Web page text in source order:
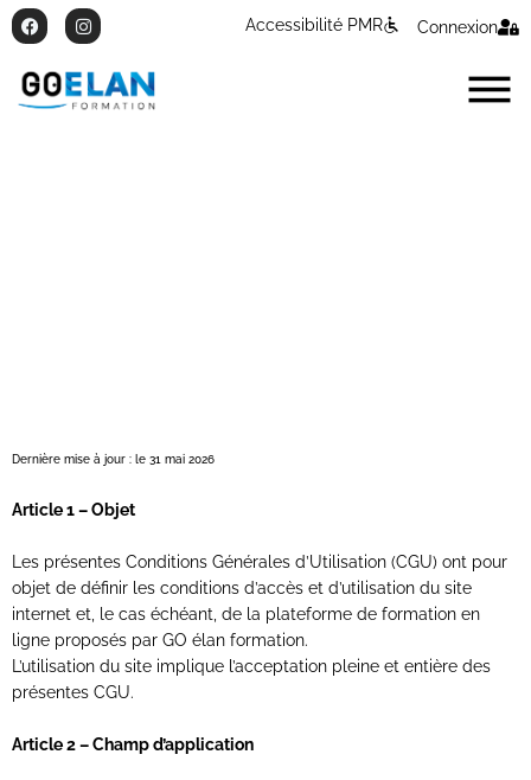
Accessibilité PMR Connexion
Dernière mise à jour : le 31 mai 2026
Article 1 – Objet
Les présentes Conditions Générales d’Utilisation (CGU) ont pour
objet de définir les conditions d’accès et d’utilisation du site
internet et, le cas échéant, de la plateforme de formation en
ligne proposés par GO élan formation.
L’utilisation du site implique l’acceptation pleine et entière des
présentes CGU.
Article 2 – Champ d’application